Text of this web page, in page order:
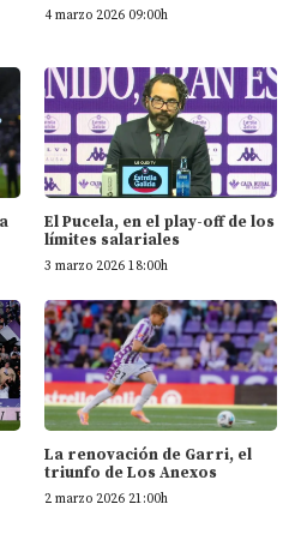
4 marzo 2026 09:00h
El Pucela, en el play-off de los
límites salariales
3 marzo 2026 18:00h
La renovación de Garri, el
triunfo de Los Anexos
2 marzo 2026 21:00h